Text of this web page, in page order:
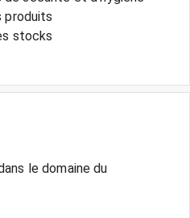
produits
stocks
le domaine du